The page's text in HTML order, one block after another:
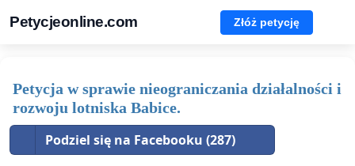
Petycjeonline.com Złóż petycję
Petycja w sprawie nieograniczania działalności i
rozwoju lotniska Babice.
Podziel się na Facebooku (287)